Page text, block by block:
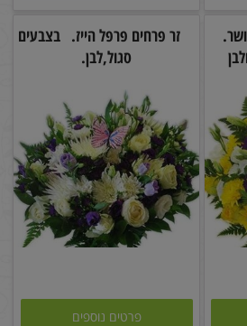
זר פרחים פרפל הייז. בצבעים
סגול,לבן.
פרטים נוספים